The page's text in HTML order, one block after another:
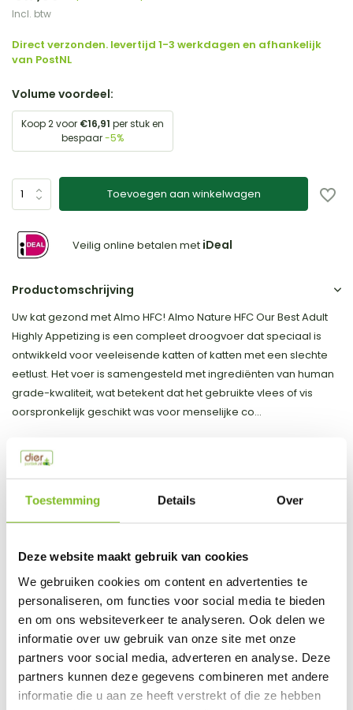
Toestemming Details Over
Deze website maakt gebruik van cookies
We gebruiken cookies om content en advertenties te
personaliseren, om functies voor social media te bieden
en om ons websiteverkeer te analyseren. Ook delen we
informatie over uw gebruik van onze site met onze
partners voor social media, adverteren en analyse. Deze
partners kunnen deze gegevens combineren met andere
informatie die u aan ze heeft verstrekt of die ze hebben
Incl. btw
Direct verzonden. levertijd 1-3 werkdagen en afhankelijk
van PostNL
Volume voordeel:
Koop 2 voor €16,91 per stuk en
bespaar-5%
Toevoegen aan winkelwagen
Veilig online betalen met iDeal
Productomschrijving
Uw kat gezond met Almo HFC! Almo Nature HFC Our Best Adult
Highly Appetizing is een compleet droogvoer dat speciaal is
ontwikkeld voor veeleisende katten of katten met een slechte
eetlust. Het voer is samengesteld met ingrediënten van human
grade-kwaliteit, wat betekent dat het gebruikte vlees of vis
oorspronkelijk geschikt was voor menselijke co...
Do you have a question about this product?
Our employee is happy to help you find the right product
Send mail